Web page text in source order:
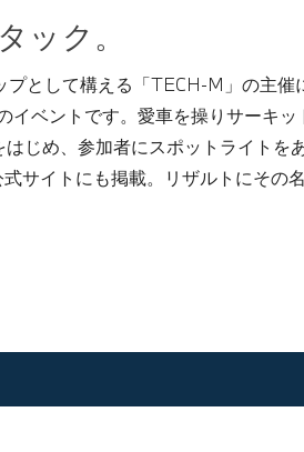
ック。
として構える「TECH-M」の主
ベントです。愛車を操りサーキ
じめ、参加者にスポットライト
サイトにも掲載。リザルトにその